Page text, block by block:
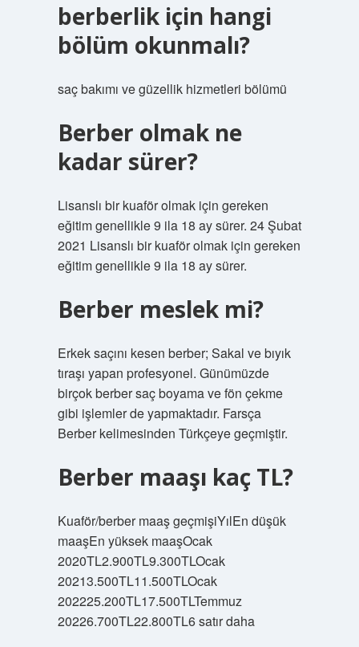
berberlik için hangi
bölüm okunmalı?
saç bakımı ve güzellik hizmetleri bölümü
Berber olmak ne
kadar sürer?
Lisanslı bir kuaför olmak için gereken
eğitim genellikle 9 ila 18 ay sürer. 24 Şubat
2021 Lisanslı bir kuaför olmak için gereken
eğitim genellikle 9 ila 18 ay sürer.
Berber meslek mi?
Erkek saçını kesen berber; Sakal ve bıyık
tıraşı yapan profesyonel. Günümüzde
birçok berber saç boyama ve fön çekme
gibi işlemler de yapmaktadır. Farsça
Berber kelimesinden Türkçeye geçmiştir.
Berber maaşı kaç TL?
Kuaför/berber maaş geçmişiYılEn düşük
maaşEn yüksek maaşOcak
2020TL2.900TL9.300TLOcak
20213.500TL11.500TLOcak
202225.200TL17.500TLTemmuz
20226.700TL22.800TL6 satır daha